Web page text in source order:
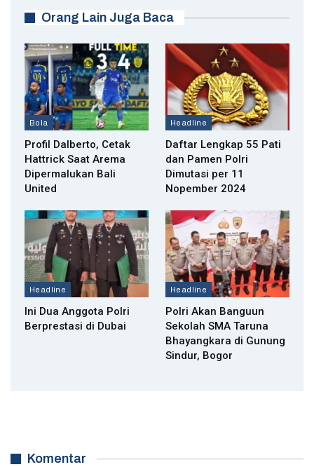
Orang Lain Juga Baca
Bola
Profil Dalberto, Cetak
Hattrick Saat Arema
Dipermalukan Bali
United
Headline
Daftar Lengkap 55 Pati
dan Pamen Polri
Dimutasi per 11
Nopember 2024
Headline
Ini Dua Anggota Polri
Berprestasi di Dubai
Headline
Polri Akan Banguun
Sekolah SMA Taruna
Bhayangkara di Gunung
Sindur, Bogor
Komentar